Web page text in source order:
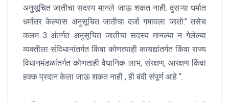
अनुसूचित जातीचा सदस्य मानले जाऊ शकत नाही. दुसऱ्या धर्मात
धर्मांतर केल्यास अनुसूचित जातीचा दर्जा गमावला जातो.” तसेच
कलम 3 अंतर्गत अनुसूचित जातीचा सदस्य मानल्या न गेलेल्या
व्यक्तीला संविधानांतर्गत किंवा कोणत्याही कायद्यांतर्गत किंवा राज्य
विधानमंडळांतर्गत कोणताही वैधानिक लाभ, संरक्षण, आरक्षण किंवा
हक्क प्रदान केला जाऊ शकत नाही , ही बंदी संपूर्ण आहे “.